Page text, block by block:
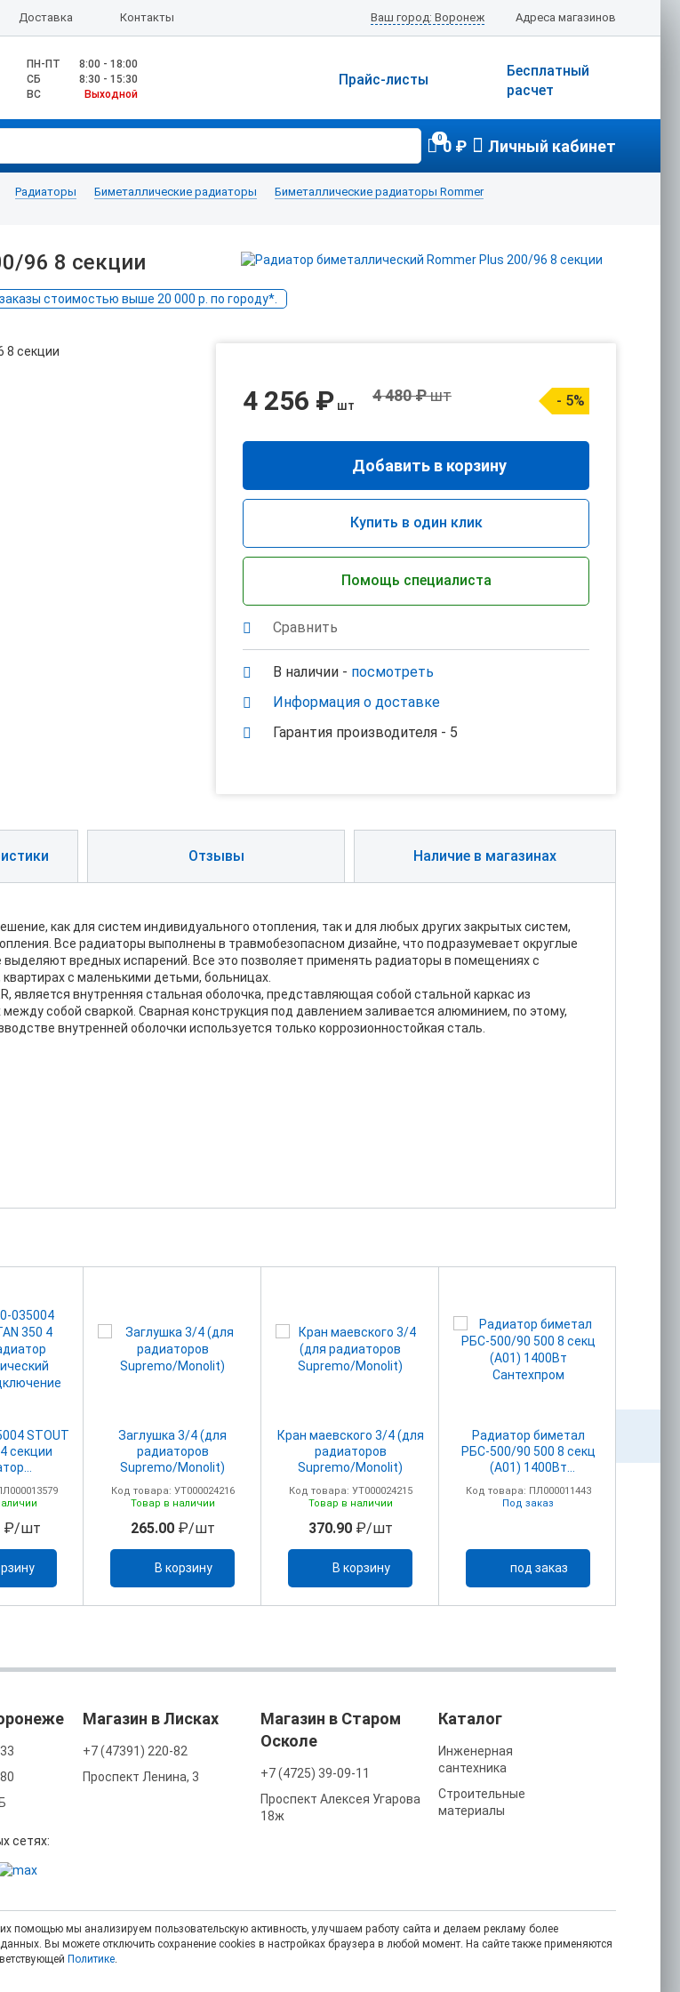
Доставка Контакты Адреса магазинов
Ваш город: Воронеж
ПН-ПТ
8:00 - 18:00
CБ
8:30 - 15:30
ВС
Выходной
Бесплатный
расчет
Прайс-листы
00 ₽ Личный кабинет
Радиаторы Биметаллические радиаторы
Биметаллические радиаторы Rommer
96 8 секции
стоимостью выше 20 000 р. по городу*.
4 256 ₽ шт
4 480 ₽шт - 5%
Добавить в корзину
Купить в один клик
Помощь специалиста
Сравнить
В наличии - посмотреть
Информация о доставке
Гарантия производителя - 5
Отзывы Наличие в магазинах
как для систем индивидуального отопления, так и для любых других закрытых систем,
Все радиаторы выполнены в травмобезопасном дизайне, что подразумевает округлые
вредных испарений. Все это позволяет применять радиаторы в помещениях с
с маленькими детьми, больницах.
является внутренняя стальная оболочка, представляющая собой стальной каркас из
собой сваркой. Сварная конструкция под давлением заливается алюминием, по этому,
внутренней оболочки используется только коррозионностойкая сталь.
STOUT
секции
₽/шт
Заглушка 3/4 (для
радиаторов
Supremo/Monolit)
Код товара: УТ000024216
Товар в наличии
265.00₽/шт
В корзину
Кран маевского 3/4 (для
радиаторов
Supremo/Monolit)
Код товара: УТ000024215
Товар в наличии
370.90₽/шт
В корзину
Радиатор биметал
РБС-500/90 500 8 секц
(А01) 1400Вт
Код товара: ПЛ000011443
Под заказ
под заказ
сетях:
Магазин в Лисках
+7 (47391) 220-82
Проспект Ленина, 3
Магазин в Старом
Осколе
+7 (4725) 39-09-11
Проспект Алексея Угарова
18ж
Каталог
Инженерная
сантехника
Строительные
материалы
помощью мы анализируем пользовательскую активность, улучшаем работу сайта и делаем рекламу более
Вы можете отключить сохранение cookies в настройках браузера в любой момент. На сайте также применяются
Политике